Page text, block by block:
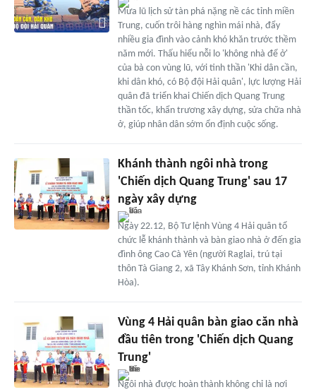
Mưa lũ lịch sử tàn phá nặng nề các tỉnh miền
Trung, cuốn trôi hàng nghìn mái nhà, đẩy
nhiều gia đình vào cảnh khó khăn trước thềm
năm mới. Thấu hiểu nỗi lo 'không nhà để ở'
của bà con vùng lũ, với tinh thần 'Khi dân cần,
khi dân khó, có Bộ đội Hải quân', lực lượng Hải
quân đã triển khai Chiến dịch Quang Trung
thần tốc, khẩn trương xây dựng, sửa chữa nhà
ở, giúp nhân dân sớm ổn định cuộc sống.
Khánh thành ngôi nhà trong
'Chiến dịch Quang Trung' sau 17
ngày xây dựng
Ngày 22.12, Bộ Tư lệnh Vùng 4 Hải quân tổ
chức lễ khánh thành và bàn giao nhà ở đến gia
đình ông Cao Cà Yên (người Raglai, trú tại
thôn Tà Giang 2, xã Tây Khánh Sơn, tỉnh Khánh
Hòa).
Vùng 4 Hải quân bàn giao căn nhà
đầu tiên trong 'Chiến dịch Quang
Trung'
Ngôi nhà được hoàn thành không chỉ là nơi